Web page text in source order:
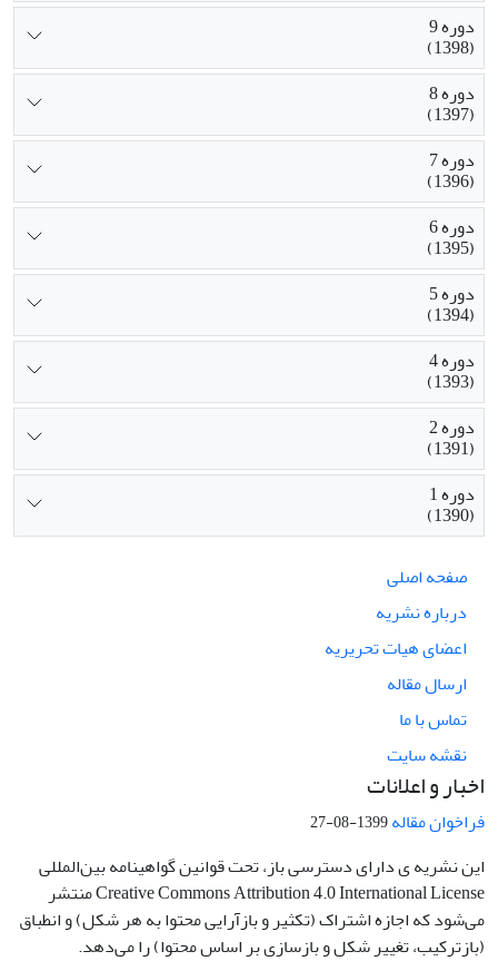
دوره 9
(1398)
دوره 8
(1397)
دوره 7
(1396)
دوره 6
(1395)
دوره 5
(1394)
دوره 4
(1393)
دوره 2
(1391)
دوره 1
(1390)
صفحه اصلی
درباره نشریه
اعضای هیات تحریریه
ارسال مقاله
تماس با ما
نقشه سایت
اخبار و اعلانات
فراخوان مقاله1399-08-27
این نشریه ی دارای دسترسی باز، تحت قوانین گواهینامه بین‌المللی
Creative Commons Attribution 4.0 International License منتشر
می‌شود که اجازه اشتراک (تکثیر و بازآرایی محتوا به هر شکل) و انطباق
(بازترکیب، تغییر شکل و بازسازی بر اساس محتوا) را می‌دهد.